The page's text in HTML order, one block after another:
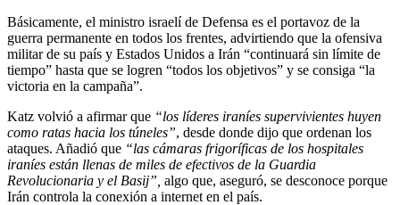
Básicamente, el ministro israelí de Defensa es el portavoz de la
guerra permanente en todos los frentes, advirtiendo que la ofensiva
militar de su país y Estados Unidos a Irán “continuará sin límite de
tiempo” hasta que se logren “todos los objetivos” y se consiga “la
victoria en la campaña”.
Katz volvió a afirmar que “los líderes iraníes supervivientes huyen
como ratas hacia los túneles”, desde donde dijo que ordenan los
ataques. Añadió que “las cámaras frigoríficas de los hospitales
iraníes están llenas de miles de efectivos de la Guardia
Revolucionaria y el Basij”, algo que, aseguró, se desconoce porque
Irán controla la conexión a internet en el país.